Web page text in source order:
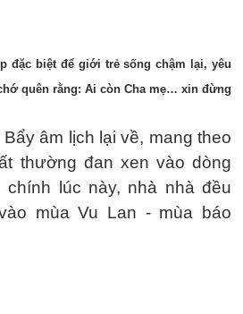
đặc biệt để giới trẻ sống chậm lại, yêu
quên rằng: Ai còn Cha mẹ… xin đừng
âm lịch lại về, mang theo
thường đan xen vào dòng
chính lúc này, nhà nhà đều
mùa Vu Lan - mùa báo